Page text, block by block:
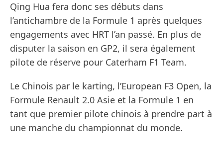
Qing Hua fera donc ses débuts dans
l’antichambre de la Formule 1 après quelques
engagements avec HRT l’an passé. En plus de
disputer la saison en GP2, il sera également
pilote de réserve pour Caterham F1 Team.
Le Chinois par le karting, l’European F3 Open, la
Formule Renault 2.0 Asie et la Formule 1 en
tant que premier pilote chinois à prendre part à
une manche du championnat du monde.